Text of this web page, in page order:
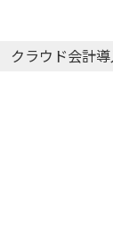
クラウド会計